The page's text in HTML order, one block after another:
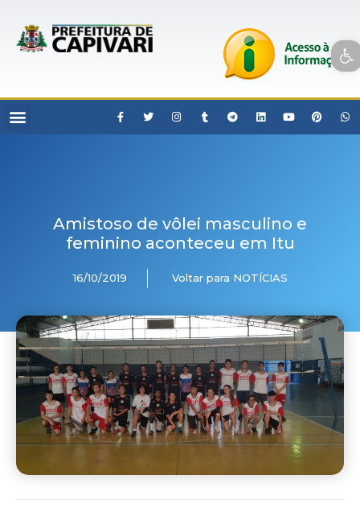
Open toolbar
Amistoso de vôlei masculino e
feminino aconteceu em Itu
16/10/2019 Voltar para NOTÍCIAS